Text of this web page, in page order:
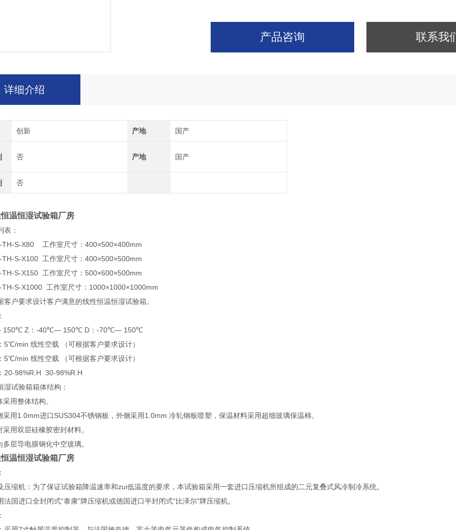
产品咨询 联系我
详细介绍
创新 产地 国产
否 产地 国产
否
温恒湿试验箱厂房
表：
TH-S-X80 工作室尺寸：400×500×400mm
TH-S-X100 工作室尺寸：400×500×500mm
TH-S-X150 工作室尺寸：500×600×500mm
TH-S-X1000 工作室尺寸：1000×1000×1000mm
客户要求设计客户满意的线性恒温恒湿试验箱。
150℃ Z：-40℃— 150℃ D：-70℃— 150℃
5℃/min 线性空载 （可根据客户要求设计）
5℃/min 线性空载 （可根据客户要求设计）
20-98%R.H 30-98%R.H
湿试验箱箱体结构：
用整体结构。
采用1.0mm进口SUS304不锈钢板，外侧采用1.0mm 冷轧钢板喷塑，保温材料采用超细玻璃保温棉。
用双层硅橡胶密封材料。
层导电膜钢化中空玻璃。
温恒湿试验箱厂房
压缩机：为了保证试验箱降温速率和zui低温度的要求，本试验箱采用一套进口压缩机所组成的二元复叠式风冷制冷系统。
法国进口全封闭式“泰康"牌压缩机或德国进口半封闭式“比泽尔"牌压缩机。